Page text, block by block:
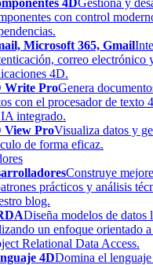
4DGestiona y
con control
Microsoft 365, Gmail
correo electrónico
4D.
Write ProGenera
con el procesador de texto
integrado.
View ProVisualiza datos y
de forma eficaz.
Construye
prácticos y análisis
blog.
Diseña modelos de datos
un enfoque orientado
Relational Data Access.
4DDomina el